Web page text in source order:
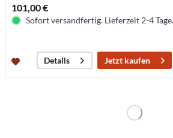
101,00 €
Sofort versandfertig. Lieferzeit 2-4 Tage.
Details Jetzt kaufen